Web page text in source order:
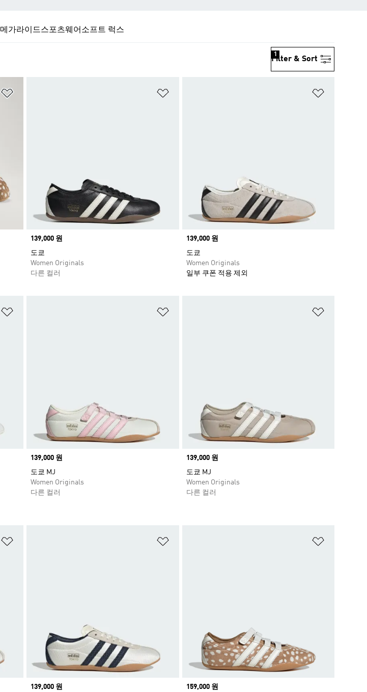
메가라이드스포츠웨어 소프트 럭스
Filter & Sort
1
Price
139,000 원
도쿄
Women Originals
다른 컬러
Price
139,000 원
도쿄
Women Originals
일부 쿠폰 적용 제외
Price
139,000 원
도쿄 MJ
Women Originals
다른 컬러
Price
139,000 원
도쿄 MJ
Women Originals
다른 컬러
Price
139,000 원
Price
159,000 원